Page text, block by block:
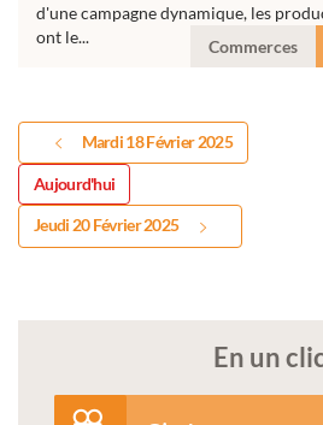
d'une campagne dynamique, les
ont le...
Commerces
Mardi 18 Février 2025
Aujourd'hui
Jeudi 20 Février 2025
En un